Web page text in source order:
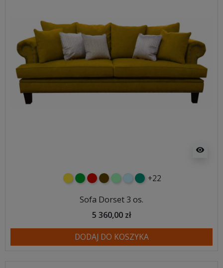
visibility
żółtyzielonyczerwony
czekoladowy
miętowybłękitny
turkusowy
+22
Sofa Dorset 3 os.
5 360,00 zł
DODAJ DO KOSZYKA